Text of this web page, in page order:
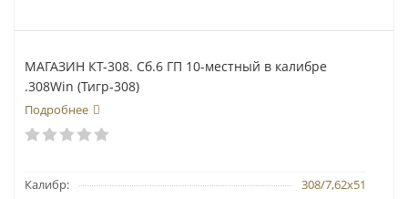
МАГАЗИН КТ-308. Сб.6 ГП 10-местный в калибре
.308Win (Тигр-308)
Подробнее
Калибр:
308/7,62х51